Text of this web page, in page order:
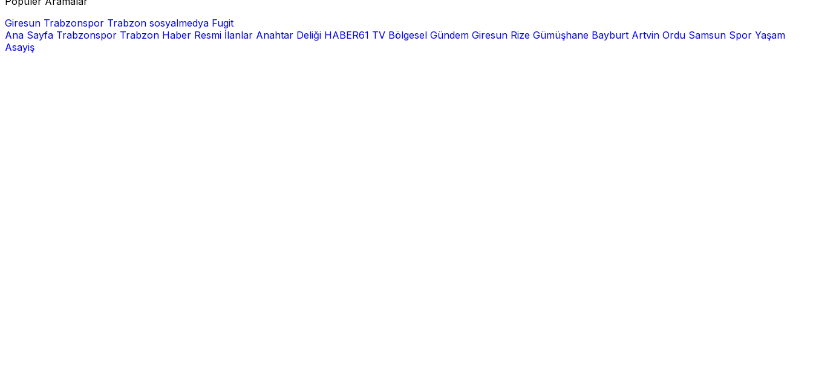
Giresun Trabzonspor Trabzon sosyalmedya Fugit
Ana Sayfa Trabzonspor Trabzon Haber Resmi İlanlar Anahtar Deliği HABER61 TV Bölgesel Gündem Giresun Rize Gümüşhane Bayburt Artvin Ordu Samsun Spor Yaşam
Asayiş